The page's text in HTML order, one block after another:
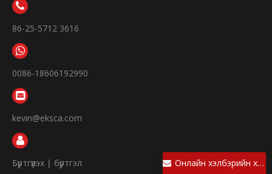
Онлайн хэлбэрийн хэлбэр
86-25-5712 3616
0086-18606192990
kevin@eksca.com
Бүртгүүлэх | бүртгэл